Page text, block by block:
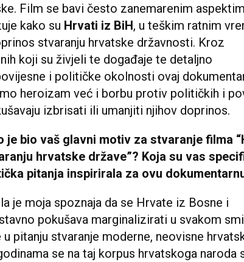
Film se bavi često zanemarenim
kako su Hrvati iz BiH, u teškim ratnim
stvaranju hrvatske državnosti. Kroz
koji su živjeli te događaje te detaljno
i političke okolnosti ovaj
heroizam već i borbu protiv političkih i
izbrisati ili umanjiti njihov doprinos.
je bio vaš glavni motiv za stvaranje filma
hrvatske države”? Koja su vas
pitanja inspirirala za ovu
je moja spoznaja da se Hrvate iz Bosne i
pokušava marginalizirati u svakom
u pitanju stvaranje moderne, neovisne
se na taj korpus hrvatskoga naroda